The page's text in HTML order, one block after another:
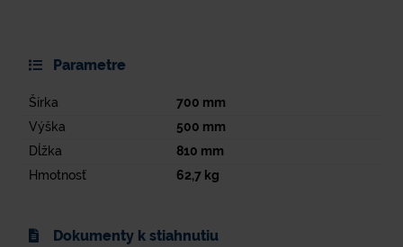
Parametre
Šírka 700 mm
Výška
500 mm
Dĺžka
810 mm
Hmotnosť
62,7kg
Dokumenty k stiahnutiu